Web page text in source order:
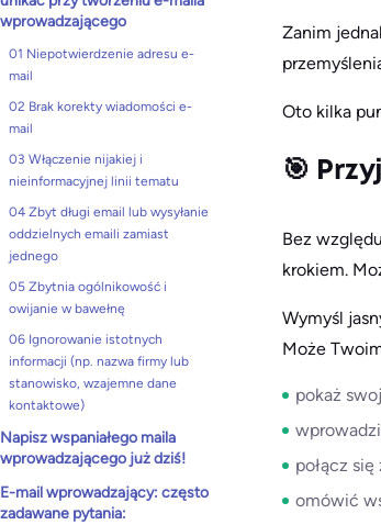
wprowadzającego
01 Niepotwierdzenie adresu e-
mail
02 Brak korekty wiadomości e-
mail
03 Włączenie nijakiej i
nieinformacyjnej linii tematu
04 Zbyt długi email lub wysyłanie
oddzielnych emaili zamiast
jednego
05 Zbytnia ogólnikowość i
owijanie w bawełnę
06 Ignorowanie istotnych
informacji (np. nazwa firmy lub
stanowisko, wzajemne dane
kontaktowe)
Napisz wspaniałego maila
wprowadzającego już dziś!
E-mail wprowadzający: często
zadawane pytania:
Zanim
Oto kilka
🎯
Bez
krokiem.
Wymyśl
Może
pokaż
połącz
omówić